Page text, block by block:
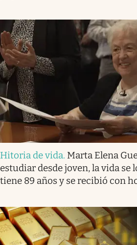
Hitoria de vida. Marta Elena
estudiar desde joven, la vida se
tiene 89 años y se recibió con